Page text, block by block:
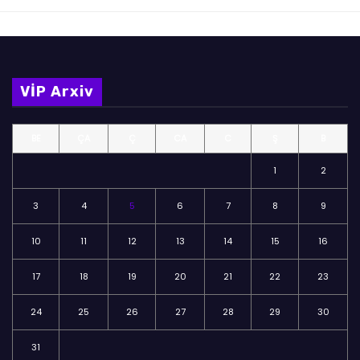
VİP Arxiv
1 2
3 4 5 6 7 8 9
10 11 12 13 14 15 16
17 18 19 20 21 22 23
24 25 26 27 28 29 30
31